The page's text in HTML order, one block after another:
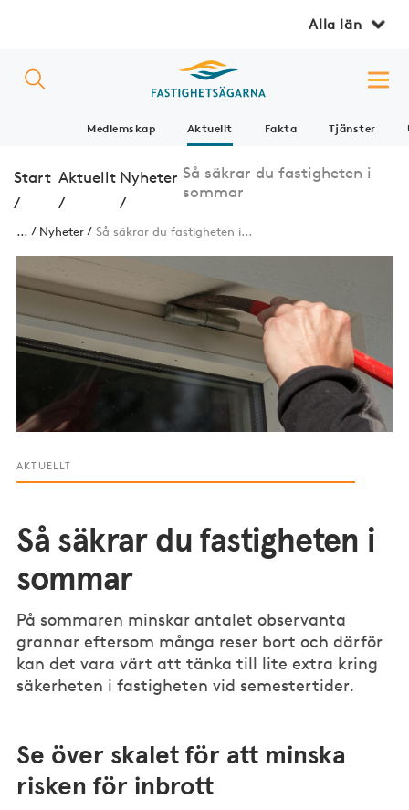
Alla län
Medlemskap Aktuellt Fakta Tjänster
Start
/
Aktuellt
/
Nyheter
/
Så säkrar du fastigheten i
sommar
... Nyheter Så säkrar du fastigheten i...
AKTUELLT
Så säkrar du fastigheten i
sommar
På sommaren minskar antalet observanta
grannar eftersom många reser bort och därför
kan det vara värt att tänka till lite extra kring
säkerheten i fastigheten vid semestertider.
Se över skalet för att minska
risken för inbrott